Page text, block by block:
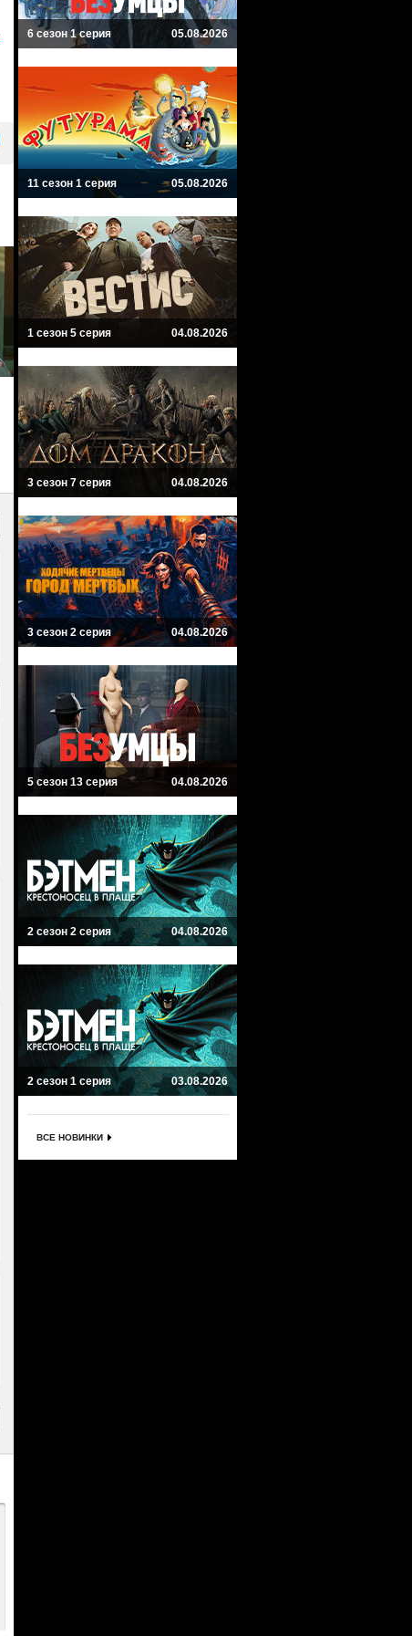
6 сезон 1 серия 05.08.2026
11 сезон 1 серия 05.08.2026
1 сезон 5 серия 04.08.2026
3 сезон 7 серия 04.08.2026
3 сезон 2 серия 04.08.2026
5 сезон 13 серия 04.08.2026
2 сезон 2 серия 04.08.2026
2 сезон 1 серия 03.08.2026
ВСЕ НОВИНКИ